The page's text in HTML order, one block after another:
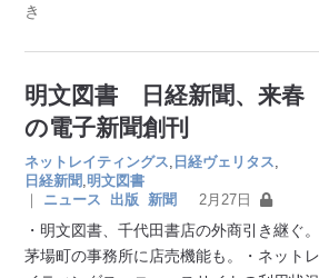
き
明文図書 日経新聞、来春
の電子新聞創刊
ネットレイティングス 日経ヴェリタス
日経新聞 明文図書
｜
ニュース 出版 新聞 2月27日
・明文図書、千代田書店の外商引き継ぐ。
茅場町の事務所に店売機能も。・ネットレ